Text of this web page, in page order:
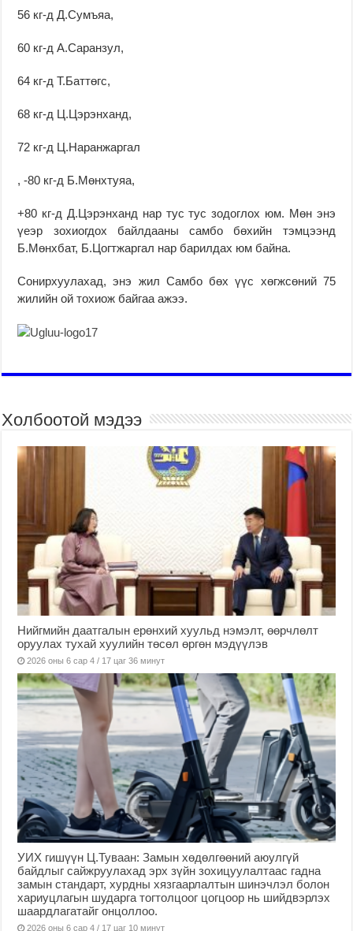
56 кг-д Д.Сумъяа,
60 кг-д А.Саранзул,
64 кг-д Т.Баттөгс,
68 кг-д Ц.Цэрэнханд,
72 кг-д Ц.Наранжаргал
, -80 кг-д Б.Мөнхтуяа,
+80 кг-д Д.Цэрэнханд нар тус тус зодоглох юм. Мөн энэ
үеэр зохиогдох байлдааны самбо бөхийн тэмцээнд
Б.Мөнхбат, Б.Цогтжаргал нар барилдах юм байна.
Сонирхуулахад, энэ жил Самбо бөх үүс хөгжсөний 75
жилийн ой тохиож байгаа ажээ.
Холбоотой мэдээ
Нийгмийн даатгалын ерөнхий хуульд нэмэлт, өөрчлөлт
оруулах тухай хуулийн төсөл өргөн мэдүүлэв
2026 оны 6 сар 4 / 17 цаг 36 минут
УИХ гишүүн Ц.Туваан: Замын хөдөлгөөний аюулгүй
байдлыг сайжруулахад эрх зүйн зохицуулалтаас гадна
замын стандарт, хурдны хязгаарлалтын шинэчлэл болон
хариуцлагын шударга тогтолцоог цогцоор нь шийдвэрлэх
шаардлагатайг онцоллоо.
2026 оны 6 сар 4 / 17 цаг 10 минут